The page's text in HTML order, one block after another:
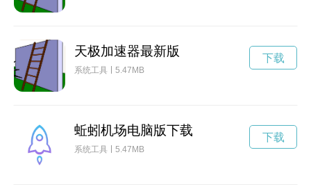
天极加速器最新版
系统工具 5.47MB
下载
蚯蚓机场电脑版下载
系统工具 5.47MB
下载